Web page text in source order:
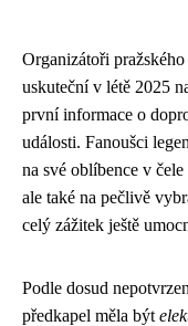
Organizátoři
uskuteční v létě 2025
první informace o
události. Fanoušci
na své oblíbence v
ale také na pečlivě
celý zážitek ještě
Podle dosud
předkapel měla být